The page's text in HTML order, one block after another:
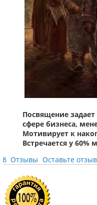
Посвящение
сфере бизнеса,
Мотивирует к
Встречается у
8 Отзывы Оставьте